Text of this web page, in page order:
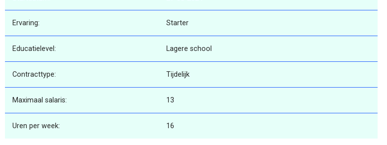
Ervaring: Starter
Educatielevel: Lagere school
Contracttype: Tijdelijk
Maximaal salaris: 13
Uren per week: 16